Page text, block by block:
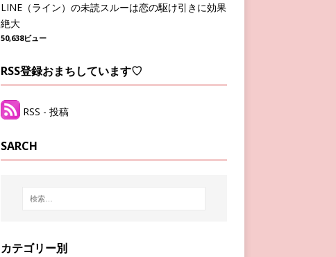
LINE（ライン）の未読スルーは恋の駆け引きに効果
絶大
50,638ビュー
RSS登録おまちしています♡
RSS - 投稿
SARCH
カテゴリー別